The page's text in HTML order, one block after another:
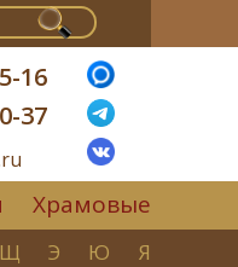
16
37
Храмовые
Щ Э Ю Я